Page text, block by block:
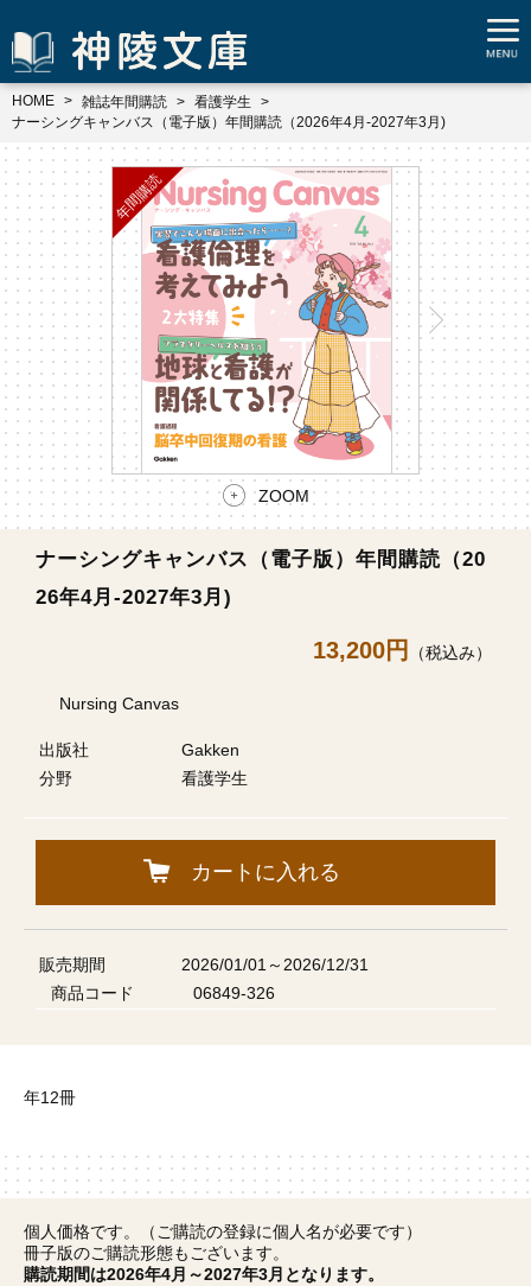
HOME 雑誌年間購読
看護学生
ナーシングキャンバス（電子版）年間購読（2026年4月-2027年3月)
ZOOM
ナーシングキャンバス（電子版）年間購読（20
26年4月-2027年3月)
13,200円 （税込み）
Nursing Canvas
出版社
Gakken
分野
看護学生
カートに入れる
販売期間
2026/01/01～2026/12/31
商品コード
06849-326
年12冊
個人価格です。（ご購読の登録に個人名が必要です）
冊子版のご購読形態もございます。
購読期間は2026年4月～2027年3月となります。